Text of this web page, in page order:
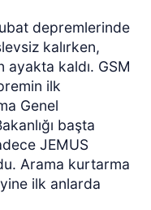
depremlerinde
kalırken,
ayakta kaldı. GSM
ilk
Genel
başta
JEMUS
Arama kurtarma
ilk anlarda